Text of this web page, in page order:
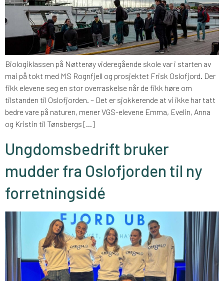
Biologiklassen på Nøtterøy videregående skole var i starten av
mai på tokt med MS Rognfjell og prosjektet Frisk Oslofjord. Der
fikk elevene seg en stor overraskelse når de fikk høre om
tilstanden til Oslofjorden. – Det er sjokkerende at vi ikke har tatt
bedre vare på naturen, mener VGS-elevene Emma, Evelin, Anna
og Kristin til Tønsbergs […]
Ungdomsbedrift bruker
mudder fra Oslofjorden til ny
forretningsidé